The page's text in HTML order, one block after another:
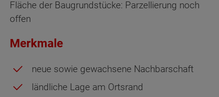
Fläche der Baugrundstücke: Parzellierung noch
offen
Merkmale
neue sowie gewachsene Nachbarschaft
ländliche Lage am Ortsrand